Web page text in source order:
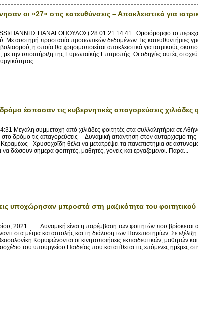
οι «27» στις κατευθύνσεις – Αποκλειστικά για
ΓΙΑΝΝΗΣ ΠΑΝΑΓΟΠΟΥΛΟΣ) 28.01.21 14:41 Ομοιόμορφο το
Με αυστηρή προστασία προσωπικών δεδομένων Τις κατευθυντήριες
η οποία θα χρησιμοποιείται αποκλειστικά για ιατρικούς
με την υποστήριξη της Ευρωπαϊκής Επιτροπής. Οι οδηγίες αυτές
έσπασαν τις κυβερνητικές απαγορεύσεις χιλιάδες
Μεγάλη συμμετοχή από χιλιάδες φοιτητές στα συλλαλητήρια σε
στο δρόμο τις απαγορεύσεις Δυναμική απάντηση στον αυταρχισμό
- Χρυσοχοΐδη θέλει να μετατρέψει τα πανεπιστήμια σε
να δώσουν σήμερα φοιτητές, μαθητές, γονείς και εργαζόμενοι. Παρά...
υποχώρησαν μπροστά στη μαζικότητα του φοιτητικού
2021 Δυναμική είναι η παρέμβαση των φοιτητών που βρίσκεται
στα μέτρα καταστολής και τη διάλυση των Πανεπιστημίων. Σε
Κορυφώνονται οι κινητοποιήσεις εκπαιδευτικών, μαθητών
του υπουργείου Παιδείας που κατατίθεται τις επόμενες ημέρες